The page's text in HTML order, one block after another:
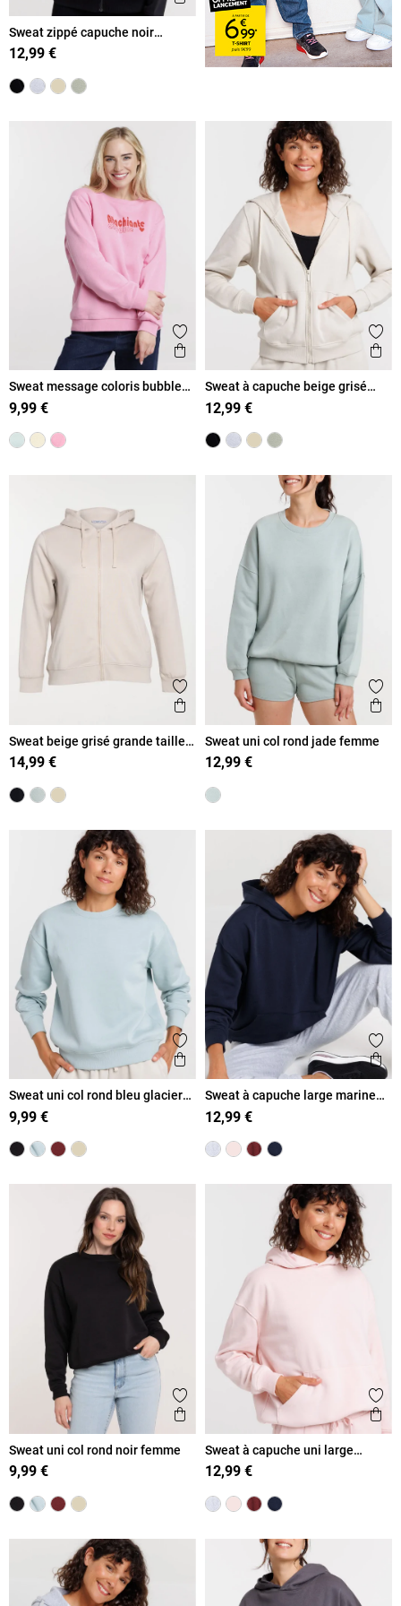
Sweat zippé capuche noir
femme
12,99 €
Ajouter aux favoris
Aperçu rapide
Sweat message coloris bubble
pink femme
9,99 €
Sweat à capuche beige grisé
femme
12,99 €
Ajouter aux favoris
Aperçu rapide
Sweat beige grisé grande taille
femme
14,99 €
Sweat uni col rond jade femme
12,99 €
Ajouter aux favoris
Aperçu rapide
Sweat uni col rond bleu glacier
femme
9,99 €
Sweat à capuche large marine
navy femme
12,99 €
Ajouter aux favoris
Aperçu rapide
Sweat uni col rond noir femme
9,99 €
Sweat à capuche uni large
femme
12,99 €